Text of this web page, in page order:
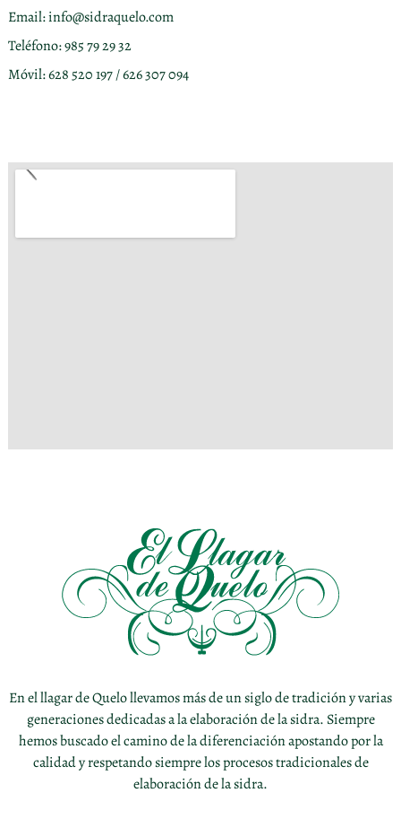
En el llagar de Quelo llevamos más de un siglo de tradición y varias
generaciones dedicadas a la elaboración de la sidra. Siempre
hemos buscado el camino de la diferenciación apostando por la
calidad y respetando siempre los procesos tradicionales de
elaboración de la sidra.
Email: info@sidraquelo.com
Teléfono: 985 79 29 32
Móvil: 628 520 197 / 626 307 094